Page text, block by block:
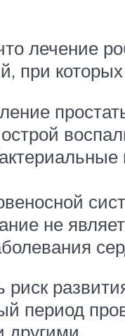
лечение
при
не
период